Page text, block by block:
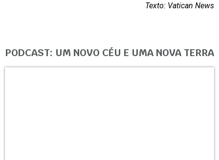
Texto: Vatican News
PODCAST: UM NOVO CÉU E UMA NOVA TERRA